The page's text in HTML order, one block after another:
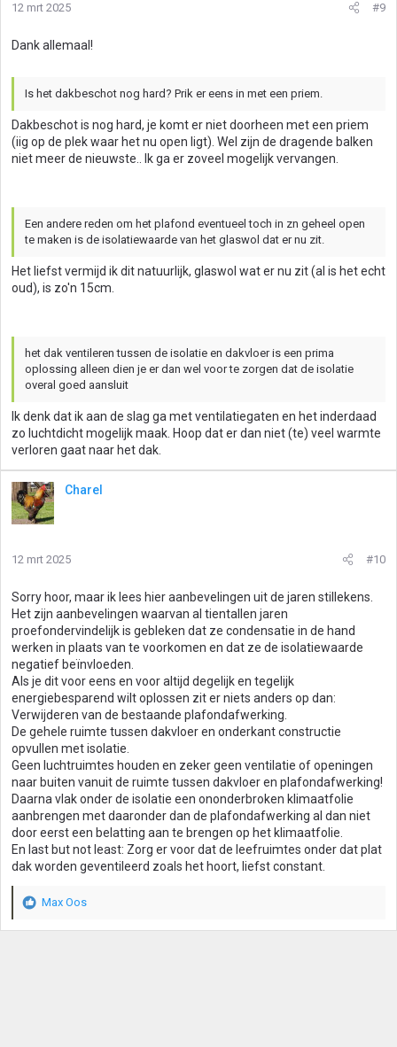
n
e
12 mrt 2025 #9
Dank allemaal!
Is het dakbeschot nog hard? Prik er eens in met een priem.
Dakbeschot is nog hard, je komt er niet doorheen met een priem
(iig op de plek waar het nu open ligt). Wel zijn de dragende balken
niet meer de nieuwste.. Ik ga er zoveel mogelijk vervangen.
Een andere reden om het plafond eventueel toch in zn geheel open
te maken is de isolatiewaarde van het glaswol dat er nu zit.
Het liefst vermijd ik dit natuurlijk, glaswol wat er nu zit (al is het echt
oud), is zo'n 15cm.
het dak ventileren tussen de isolatie en dakvloer is een prima
oplossing alleen dien je er dan wel voor te zorgen dat de isolatie
overal goed aansluit
Ik denk dat ik aan de slag ga met ventilatiegaten en het inderdaad
zo luchtdicht mogelijk maak. Hoop dat er dan niet (te) veel warmte
verloren gaat naar het dak.
Charel
12 mrt 2025 #10
Sorry hoor, maar ik lees hier aanbevelingen uit de jaren stillekens.
Het zijn aanbevelingen waarvan al tientallen jaren
proefondervindelijk is gebleken dat ze condensatie in de hand
werken in plaats van te voorkomen en dat ze de isolatiewaarde
negatief beïnvloeden.
Als je dit voor eens en voor altijd degelijk en tegelijk
energiebesparend wilt oplossen zit er niets anders op dan:
Verwijderen van de bestaande plafondafwerking.
De gehele ruimte tussen dakvloer en onderkant constructie
opvullen met isolatie.
Geen luchtruimtes houden en zeker geen ventilatie of openingen
naar buiten vanuit de ruimte tussen dakvloer en plafondafwerking!
Daarna vlak onder de isolatie een ononderbroken klimaatfolie
aanbrengen met daaronder dan de plafondafwerking al dan niet
door eerst een belatting aan te brengen op het klimaatfolie.
En last but not least: Zorg er voor dat de leefruimtes onder dat plat
dak worden geventileerd zoals het hoort, liefst constant.
W
Max Oos